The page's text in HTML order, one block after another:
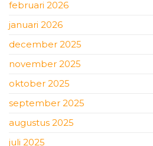
februari 2026
januari 2026
december 2025
november 2025
oktober 2025
september 2025
augustus 2025
juli 2025